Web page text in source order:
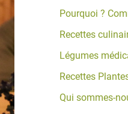
Pourquoi ?
Recettes
Légumes
Recettes
Qui sommes-